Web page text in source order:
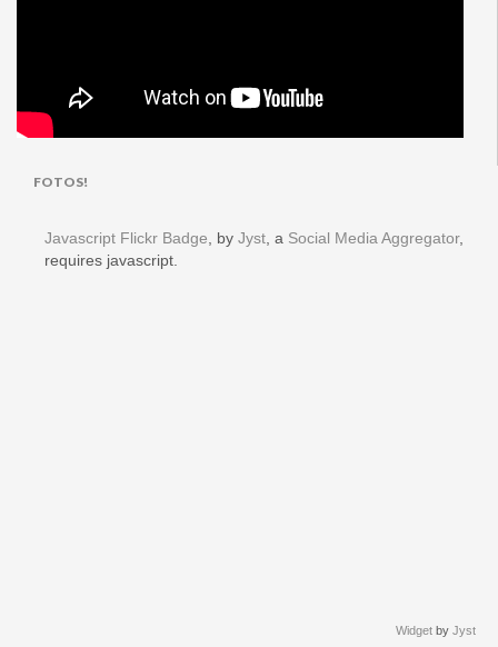
FOTOS!
Javascript Flickr Badge , by Jyst , a Social Media Aggregator,
requires javascript.
Widget by Jyst